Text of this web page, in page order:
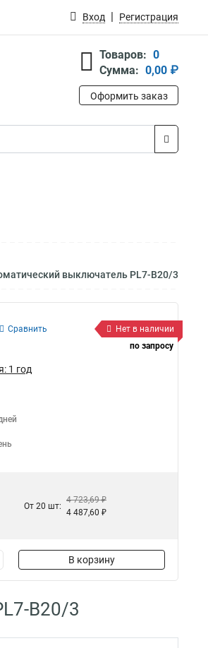
Вход Регистрация
Товаров: 0
Сумма: 0,00 ₽
Оформить заказ
выключатель PL7-B20/3
Сравнить
Нет в наличии
по запросу
1 год
От 20 шт:
4 723,69 ₽
4 487,60 ₽
В корзину
B20/3